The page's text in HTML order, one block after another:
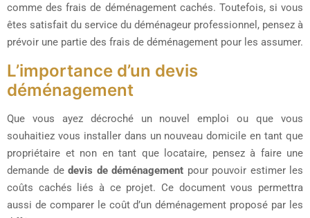
comme des frais de déménagement cachés. Toutefois, si vous
êtes satisfait du service du déménageur professionnel, pensez à
prévoir une partie des frais de déménagement pour les assumer.
L’importance d’un devis
déménagement
Que vous ayez décroché un nouvel emploi ou que vous
souhaitiez vous installer dans un nouveau domicile en tant que
propriétaire et non en tant que locataire, pensez à faire une
demande de devis de déménagement pour pouvoir estimer les
coûts cachés liés à ce projet. Ce document vous permettra
aussi de comparer le coût d’un déménagement proposé par les